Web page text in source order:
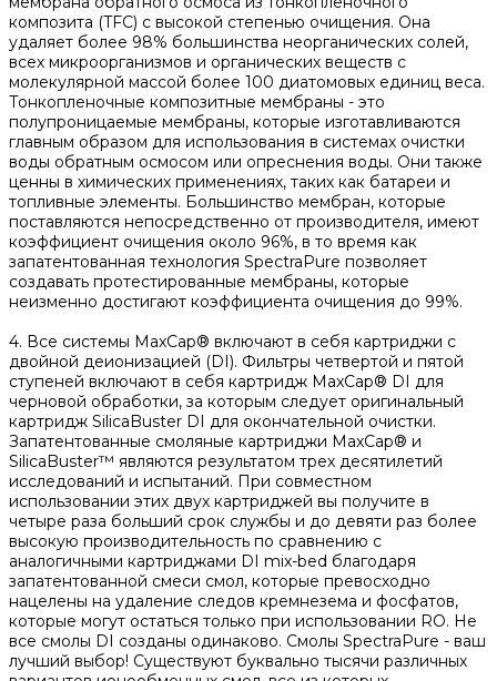
композита (TFC) с высокой степенью очищения. Она
удаляет более 98% большинства неорганических солей,
всех микроорганизмов и органических веществ с
молекулярной массой более 100 диатомовых единиц веса.
Тонкопленочные композитные мембраны - это
полупроницаемые мембраны, которые изготавливаются
главным образом для использования в системах очистки
воды обратным осмосом или опреснения воды. Они также
ценны в химических применениях, таких как батареи и
топливные элементы. Большинство мембран, которые
поставляются непосредственно от производителя, имеют
коэффициент очищения около 96%, в то время как
запатентованная технология SpectraPure позволяет
создавать протестированные мембраны, которые
неизменно достигают коэффициента очищения до 99%.
4. Все системы MaxCap® включают в себя картриджи с
двойной деионизацией (DI). Фильтры четвертой и пятой
ступеней включают в себя картридж MaxCap® DI для
черновой обработки, за которым следует оригинальный
картридж SilicaBuster DI для окончательной очистки.
Запатентованные смоляные картриджи MaxCap® и
SilicaBuster™ являются результатом трех десятилетий
исследований и испытаний. При совместном
использовании этих двух картриджей вы получите в
четыре раза больший срок службы и до девяти раз более
высокую производительность по сравнению с
аналогичными картриджами DI mix-bed благодаря
запатентованной смеси смол, которые превосходно
нацелены на удаление следов кремнезема и фосфатов,
которые могут остаться только при использовании RO. Не
все смолы DI созданы одинаково. Смолы SpectraPure - ваш
лучший выбор! Существуют буквально тысячи различных